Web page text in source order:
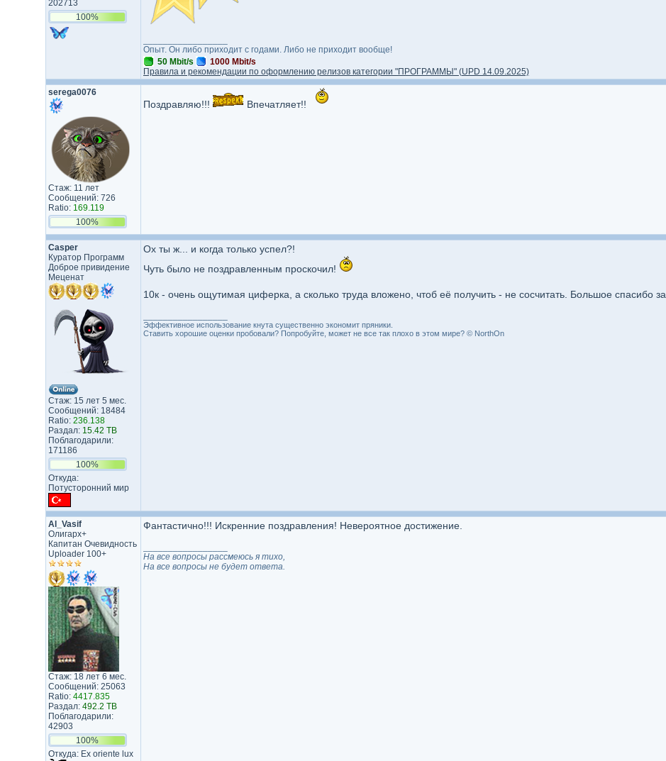
202713
100%
Опыт. Он либо приходит с годами. Либо не приходит вообще!
50 Mbit/s
1000 Mbit/s
Правила и рекомендации по оформлению релизов категории "ПРОГРАММЫ" (UPD 14.09.2025)
serega0076
Стаж: 11 лет
Сообщений: 726
Ratio: 169.119
100%
Поздравляю!!! Впечатляет!!
Casper
Куратор Программ
Доброе привидение
Меценат
Стаж: 15 лет 5 мес.
Сообщений: 18484
Ratio: 236.138
Раздал: 15.42 TB
Поблагодарили:
171186
100%
Откуда:
Потусторонний мир
Ох ты ж... и когда только успел?!
Чуть было не поздравленным проскочил!
10к - очень ощутимая циферка, а сколько труда вложено, чтоб её получить - не сосчитать. Большое спасибо за
Эффективное использование кнута существенно экономит пряники.
Ставить хорошие оценки пробовали? Попробуйте, может не все так плохо в этом мире? © NorthOn
Al_Vasif
Олигарх+
Капитан Очевидность
Uploader 100+
Стаж: 18 лет 6 мес.
Сообщений: 25063
Ratio: 4417.835
Раздал: 492.2 TB
Поблагодарили:
42903
100%
Откуда: Ex oriente lux
Фантастично!!! Искренние поздравления! Невероятное достижение.
На все вопросы рассмеюсь я тихо,
На все вопросы не будет ответа.